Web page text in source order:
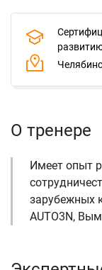
О тренере
Имеет опыт
зарубежных
AUTO3N,